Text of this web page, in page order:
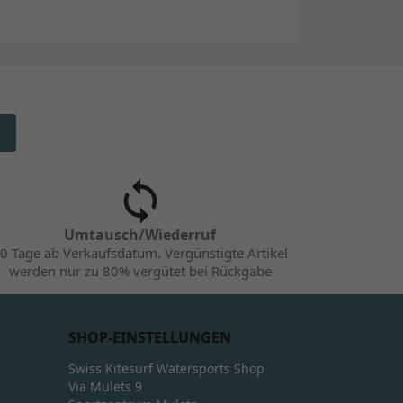
Umtausch/Wiederruf
Tage ab Verkaufsdatum. Vergünstigte Artikel
werden nur zu 80% vergütet bei Rückgabe
SHOP-EINSTELLUNGEN
Swiss Kitesurf Watersports Shop
Via Mulets 9